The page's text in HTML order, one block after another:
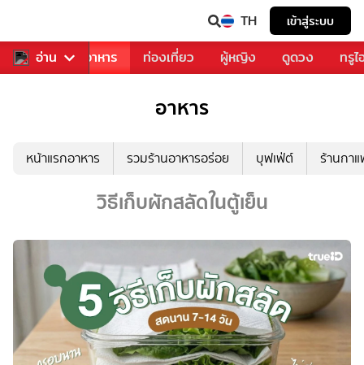
TH เข้าสู่ระบบ
อ่าน
การเพลง อาหาร ท่องเที่ยว ผู้หญิง ดูดวง ทรู
อาหาร
หน้าแรกอาหาร รวมร้านอาหารอร่อย บุฟเฟ่ต์ ร้านกา
วิธีเก็บผักสลัดในตู้เย็น